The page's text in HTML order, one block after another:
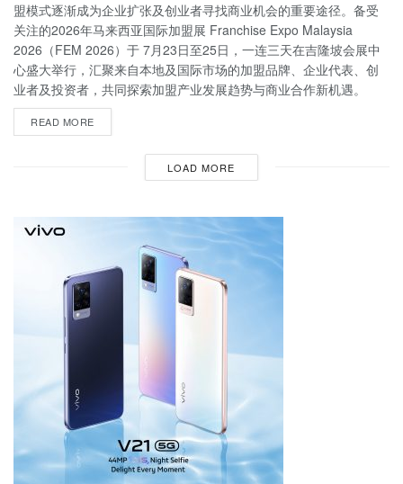
盟模式逐渐成为企业扩张及创业者寻找商业机会的重要途径。备受
关注的2026年马来西亚国际加盟展 Franchise Expo Malaysia
2026（FEM 2026）于 7月23日至25日，一连三天在吉隆坡会展中
心盛大举行，汇聚来自本地及国际市场的加盟品牌、企业代表、创
业者及投资者，共同探索加盟产业发展趋势与商业合作新机遇。
READ MORE
LOAD MORE